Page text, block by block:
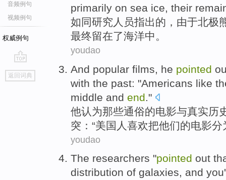
音频例句
视频例句
权威例句
go
top
返回词典
primarily on sea ice, their
如同研究 人员指出的， 由于北极
最终留在了海洋中。
youdao
And popular films he pointed
with the past: "Americans like
middle and end ."
他认为那些通俗的电影与真实历
突：“美国人 喜欢把他们的电影分
youdao
The researchers "pointed out
distribution of galaxies, and